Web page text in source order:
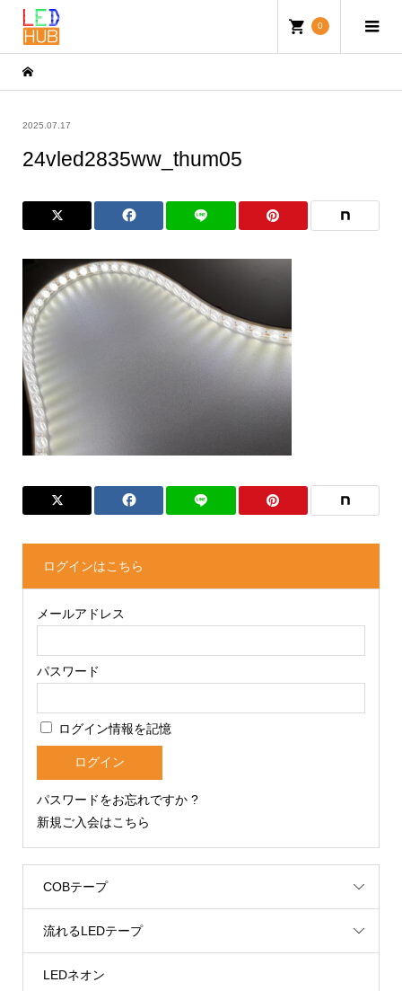
0
2025.07.17
24vled2835ww_thum05
ログインはこちら
メールアドレス
パスワード
ログイン情報を記憶
パスワードをお忘れですか ?
新規ご入会はこちら
COBテープ
流れるLEDテープ
LEDネオン